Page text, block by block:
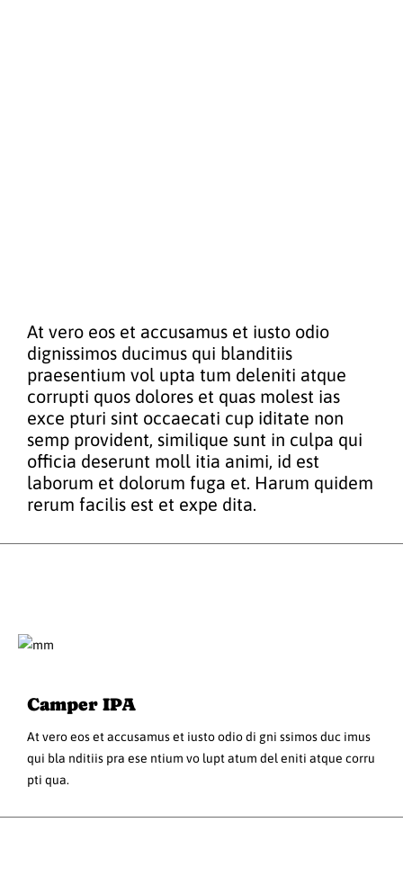
At vero eos et accusamus et iusto odio
dignissimos ducimus qui blanditiis
praesentium vol upta tum deleniti atque
corrupti quos dolores et quas molest ias
exce pturi sint occaecati cup iditate non
semp provident, similique sunt in culpa qui
officia deserunt moll itia animi, id est
laborum et dolorum fuga et. Harum quidem
rerum facilis est et expe dita.
Camper IPA
At vero eos et accusamus et iusto odio di gni ssimos duc imus
qui bla nditiis pra ese ntium vo lupt atum del eniti atque corru
pti qua.